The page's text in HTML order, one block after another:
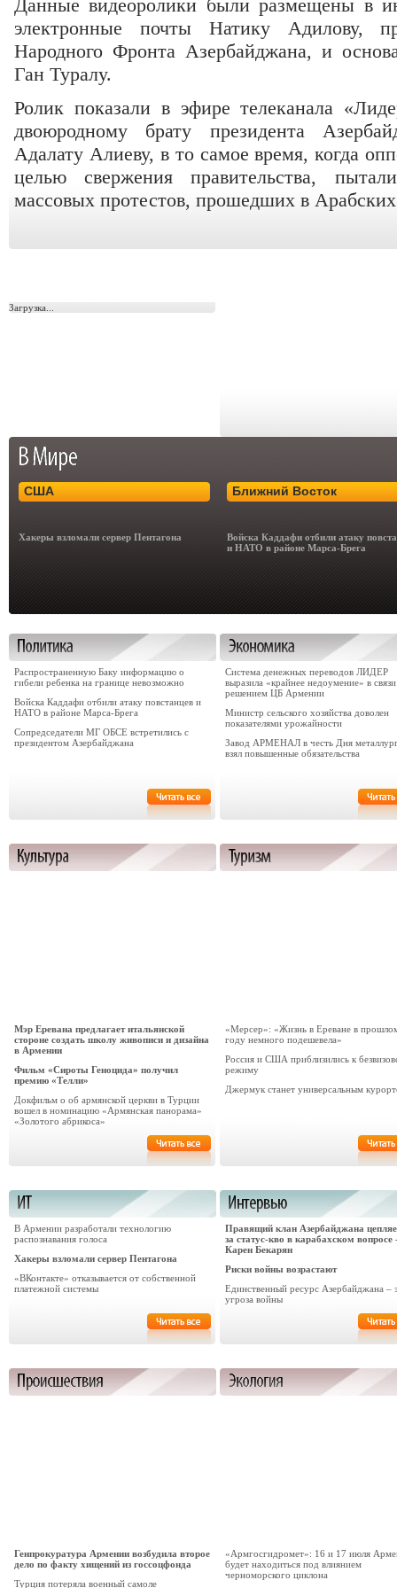
Данные видеоролики были размещены в
электронные почты Натику Адилову,
Народного Фронта Азербайджана, и
Ган Туралу.
Ролик показали в эфире телеканала
двоюродному брату президента
Адалату Алиеву, в то самое время, когда
целью свержения правительства,
массовых протестов, прошедших в
Загрузка...
США
Хакеры взломали сервер Пентагона
Ближний Восток
Войска Каддафи отбили атаку
и НАТО в районе Марса-Брега
Распространенную Баку информацию о
гибели ребенка на границе невозможно
Войска Каддафи отбили атаку повстанцев и
НАТО в районе Марса-Брега
Сопредседатели МГ ОБСЕ встретились с
президентом Азербайджана
Система денежных переводов ЛИДЕР
выразила «крайнее недоумение» в
решением ЦБ Армении
Министр сельского хозяйства доволен
показателями урожайности
Завод АРМЕНАЛ в честь Дня
взял повышенные обязательства
Мэр Еревана предлагает итальянской
стороне создать школу живописи и дизайна
в Армении
Фильм «Сироты Геноцида» получил
премию «Телли»
Докфильм о об армянской церкви в Турции
вошел в номинацию «Армянская панорама»
«Золотого абрикоса»
«Мерсер»: «Жизнь в Ереване в
году немного подешевела»
Россия и США приблизились к
режиму
Джермук станет универсальным
В Армении разработали технологию
распознавания голоса
Хакеры взломали сервер Пентагона
«ВКонтакте» отказывается от собственной
платежной системы
Правящий клан Азербайджана
за статус-кво в карабахском вопросе
Карен Бекарян
Риски войны возрастают
Единственный ресурс Азербайджана –
угроза войны
Генпрокуратура Армении возбудила второе
дело по факту хищений из госсоцфонда
Турция потеряла военный самоле
«Армгосгидромет»: 16 и 17 июля
будет находиться под влиянием
черноморского циклона